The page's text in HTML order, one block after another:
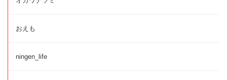
おえも
ningen_life